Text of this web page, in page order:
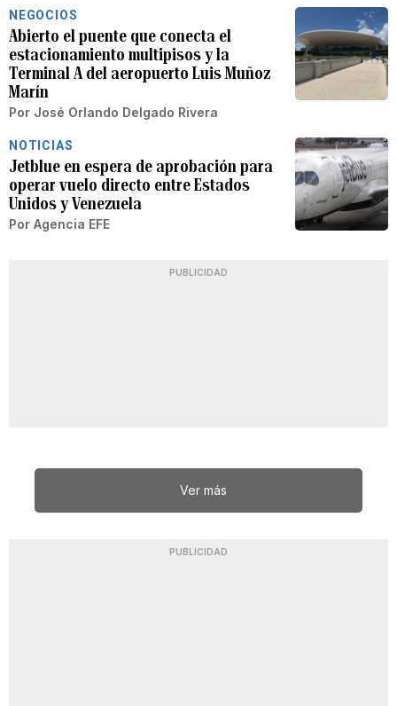
NEGOCIOS
Abierto el puente que conecta el
estacionamiento multipisos y la
Terminal A del aeropuerto Luis Muñoz
Marín
Por José Orlando Delgado Rivera
NOTICIAS
Jetblue en espera de aprobación para
operar vuelo directo entre Estados
Unidos y Venezuela
Por Agencia EFE
PUBLICIDAD
Ver más
PUBLICIDAD